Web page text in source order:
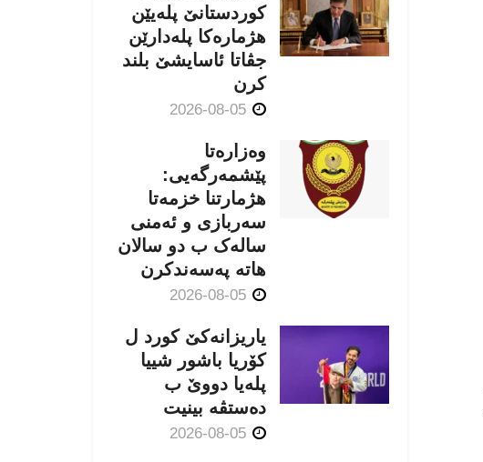
کوردستانێ پلەیێن
هژمارەكا پلەدارێن
جڤاتا ئاسایشێ بلند
كرن
وەزارەتا
پێشمەرگەیی:
هژمارتنا خزمەتا
سەربازی و ئەمنی
سالەک ب دو سالان
هاتە پەسەندكرن
یاریزانەكێ کورد ل
کۆریا باشور شییا
پلەیا دووێ ب
دەستڤە بینیت